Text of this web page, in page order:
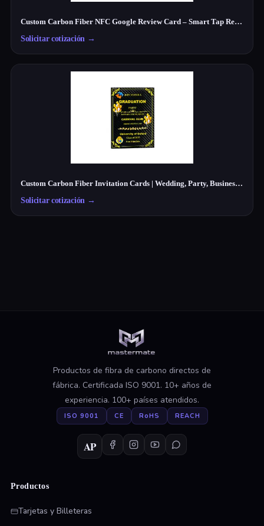
Custom Carbon Fiber NFC Google Review Card – Smart Tap Review Card for Businesses
Solicitar cotización→
Custom Carbon Fiber Invitation Cards | Wedding, Party, Business Cards Manufacturer
Solicitar cotización→
Productos de fibra de carbono directos de
fábrica. Certificada ISO 9001. 10+ años de
experiencia. 100+ países atendidos.
ISO 9001 CE RoHS REACH
AP
Productos
Tarjetas y Billeteras